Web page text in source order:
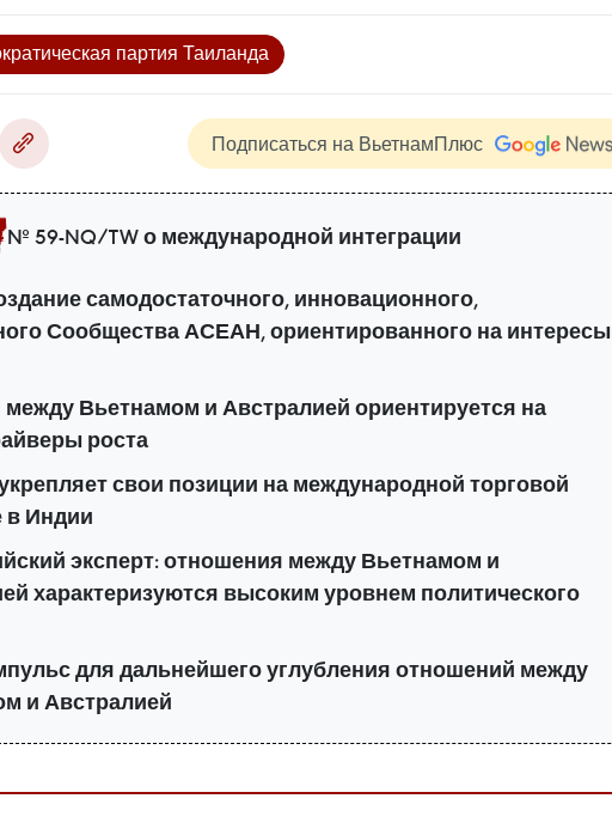
партия Таиланда
Подписаться на ВьетнамПлюс
№ 59-NQ/TW о международной интеграции
самодостаточного, инновационного,
Сообщества АСЕАН, ориентированного на интересы
между Вьетнамом и Австралией ориентируется на
роста
свои позиции на международной торговой
в Индии
эксперт: отношения между Вьетнамом и
характеризуются высоким уровнем политического
для дальнейшего углубления отношений между
и Австралией